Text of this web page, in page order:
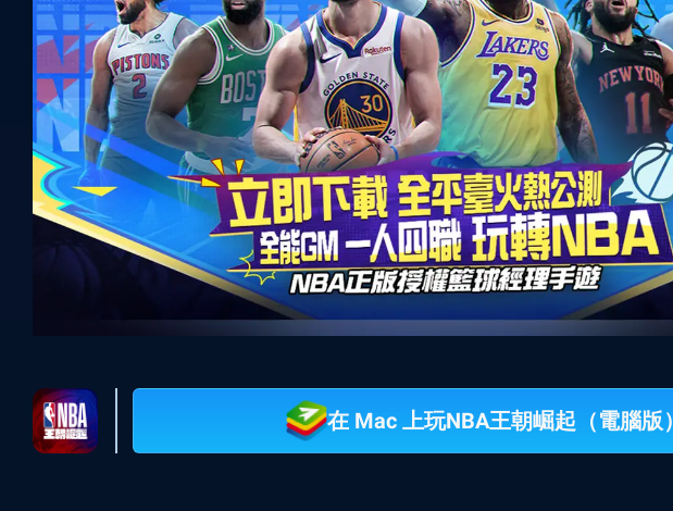
在 Mac 上玩NBA王朝崛起（電腦版）